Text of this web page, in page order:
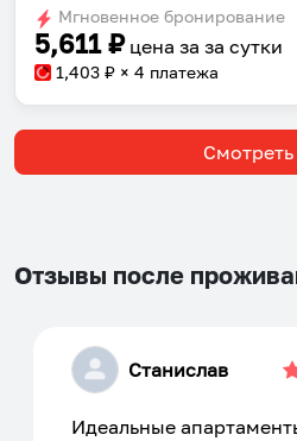
Мгновенное бронирование
5,611₽ цена за за сутки
1,403 ₽ × 4 платежа
Смотреть
Отзывы после
Станислав
Идеальные